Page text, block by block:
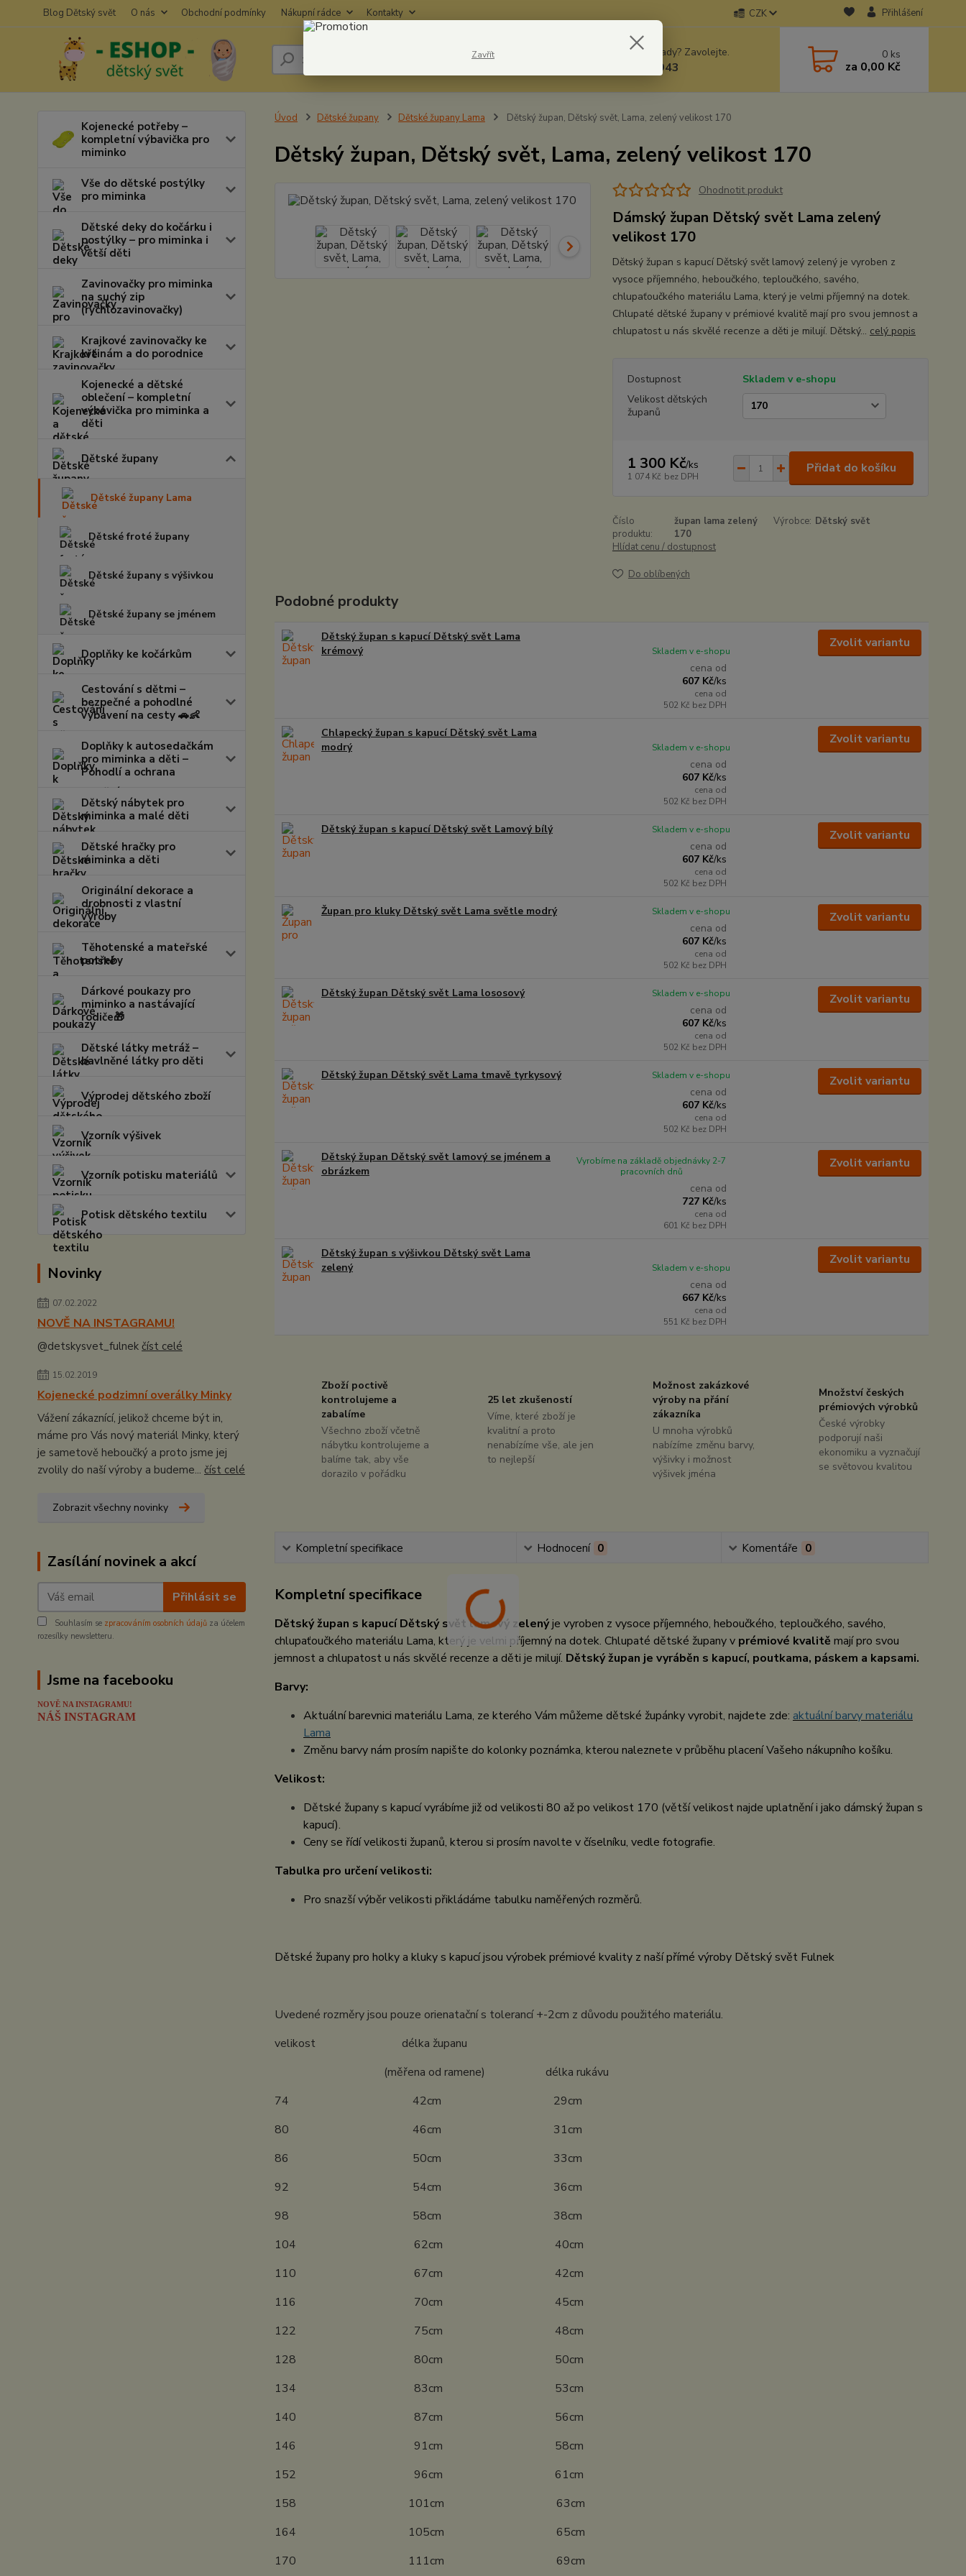
Blog Dětský svět O nás Obchodní podmínky Nákupní rádce Kontakty CZK Přihlášení
Hledat Nevíte si rady? Zavolejte.
604278943
0 ks
za 0,00 Kč
Kojenecké potřeby –
kompletní výbavička pro
miminko
Vše do dětské postýlky
pro miminka
Dětské deky do kočárku i
postýlky – pro miminka i
větší děti
Zavinovačky pro miminka
na suchý zip
(rychlozavinovačky)
Krajkové zavinovačky ke
křtinám a do porodnice
Kojenecké a dětské
oblečení – kompletní
výbavička pro miminka a
děti
Dětské župany
Dětské župany Lama
Dětské froté župany
Dětské župany s výšivkou
Dětské župany se jménem
Doplňky ke kočárkům
Cestování s dětmi –
bezpečné a pohodlné
vybavení na cesty 🚗👶
Doplňky k autosedačkám
pro miminka a děti –
Pohodlí a ochrana
Dětský nábytek pro
miminka a malé děti
Dětské hračky pro
miminka a děti
Originální dekorace a
drobnosti z vlastní
výroby
Těhotenské a mateřské
potřeby
Dárkové poukazy pro
miminko a nastávající
rodiče🎁
Dětské látky metráž –
bavlněné látky pro děti
Výprodej dětského zboží
Vzorník výšivek
Vzorník potisku materiálů
Potisk dětského textilu
Novinky
07.02.2022
NOVĚ NA INSTAGRAMU!
@detskysvet_fulnek číst celé
15.02.2019
Kojenecké podzimní overálky Minky
Vážení zákaznící, jelikož chceme být in,
máme pro Vás nový materiál Minky, který
je sametově heboučký a proto jsme jej
zvolily do naší výroby a budeme... číst celé
Zobrazit všechny novinky
Zasílání novinek a akcí
Přihlásit se
Souhlasím se zpracováním osobních údajů za účelem
rozesílky newsletteru.
Jsme na facebooku
NOVĚ NA INSTAGRAMU!
NÁŠ INSTAGRAM
Úvod Dětské župany Dětské župany Lama Dětský župan, Dětský svět, Lama, zelený velikost 170
Dětský župan, Dětský svět, Lama, zelený velikost 170
Ohodnotit produkt
Dámský župan Dětský svět Lama zelený
velikost 170
Dětský župan s kapucí Dětský svět lamový zelený je vyroben z
vysoce příjemného, heboučkého, teploučkého, savého,
chlupaťoučkého materiálu Lama, který je velmi příjemný na dotek.
Chlupaté dětské župany v prémiové kvalitě mají pro svou jemnost a
chlupatost u nás skvělé recenze a děti je milují. Dětský... celý popis
Dostupnost
Skladem v e-shopu
Velikost dětských
županů
1 300 Kč/ks
1 074 Kč bez DPH
Přidat do košíku
Číslo
produktu:
župan lama zelený
170
Výrobce: Dětský svět
Hlídat cenu / dostupnost
Do oblíbených
Podobné produkty
Dětský župan s kapucí Dětský svět Lama
krémový
cena od
607 Kč/ks
cena od
502 Kč bez DPH
Skladem v e-shopu
Zvolit variantu
Chlapecký župan s kapucí Dětský svět Lama
modrý
cena od
607 Kč/ks
cena od
502 Kč bez DPH
Skladem v e-shopu
Zvolit variantu
Dětský župan s kapucí Dětský svět Lamový bílý
cena od
607 Kč/ks
cena od
502 Kč bez DPH
Skladem v e-shopu Zvolit variantu
Župan pro kluky Dětský svět Lama světle modrý
cena od
607 Kč/ks
cena od
502 Kč bez DPH
Skladem v e-shopu Zvolit variantu
Dětský župan Dětský svět Lama lososový
cena od
607 Kč/ks
cena od
502 Kč bez DPH
Skladem v e-shopu Zvolit variantu
Dětský župan Dětský svět Lama tmavě tyrkysový
cena od
607 Kč/ks
cena od
502 Kč bez DPH
Skladem v e-shopu Zvolit variantu
Dětský župan Dětský svět lamový se jménem a
obrázkem
cena od
727 Kč/ks
cena od
601 Kč bez DPH
Vyrobíme na základě objednávky 2-7
pracovních dnů
Zvolit variantu
Dětský župan s výšivkou Dětský svět Lama
zelený
cena od
667 Kč/ks
cena od
551 Kč bez DPH
Skladem v e-shopu
Zvolit variantu
Zboží poctivě
kontrolujeme a
zabalíme
Všechno zboží včetně
nábytku kontrolujeme a
balíme tak, aby vše
dorazilo v pořádku
25 let zkušeností
Víme, které zboží je
kvalitní a proto
nenabízíme vše, ale jen
to nejlepší
Možnost zakázkové
výroby na přání
zákazníka
U mnoha výrobků
nabízíme změnu barvy,
výšivky i možnost
výšivek jména
Množství českých
prémiových výrobků
České výrobky
podporují naši
ekonomiku a vyznačují
se světovou kvalitou
Kompletní specifikace Hodnocení 0 Komentáře 0
Kompletní specifikace
Dětský župan s kapucí Dětský svět lamový zelenýje vyroben z vysoce příjemného, heboučkého, teploučkého, savého,
chlupaťoučkého materiálu Lama, který je velmi příjemný na dotek. Chlupaté dětské župany v prémiové kvalitě mají pro svou
jemnost a chlupatost u nás skvělé recenze a děti je milují. Dětský župan je vyráběn s kapucí, poutkama, páskem a kapsami.
Barvy:
Aktuální barevnici materiálu Lama, ze kterého Vám můžeme dětské župánky vyrobit, najdete zde: aktuální barvy materiálu
Lama
Změnu barvy nám prosím napište do kolonky poznámka, kterou naleznete v průběhu placení Vašeho nákupního košíku.
Velikost:
Dětské župany s kapucí vyrábíme již od velikosti 80 až po velikost 170 (větší velikost najde uplatnění i jako dámský župan s
kapucí).
Ceny se řídí velikosti županů, kterou si prosím navolte v číselníku, vedle fotografie.
Tabulka pro určení velikosti:
Pro snazší výběr velikosti přikládáme tabulku naměřených rozměrů.
Dětské župany pro holky a kluky s kapucí jsou výrobek prémiové kvality z naší přímé výroby Dětský svět Fulnek
Uvedené rozměry jsou pouze orienatační s tolerancí +-2cm z důvodu použitého materiálu.
velikost délka županu
(měřena od ramene) délka rukávu
74 42cm 29cm
80 46cm 31cm
86 50cm 33cm
92 54cm 36cm
98 58cm 38cm
104 62cm 40cm
110 67cm 42cm
116 70cm 45cm
122 75cm 48cm
128 80cm 50cm
134 83cm 53cm
140 87cm 56cm
146 91cm 58cm
152 96cm 61cm
158 101cm 63cm
164 105cm 65cm
170 111cm 69cm
Zavřít